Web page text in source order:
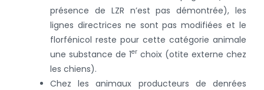
présence de LZR n’est pas démontrée), les
lignes directrices ne sont pas modifiées et le
florfénicol reste pour cette catégorie animale
une substance de 1er choix (otite externe chez
les chiens).
Chez les animaux producteurs de denrées